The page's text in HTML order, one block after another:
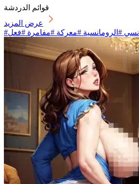
قوائم الدردشة
عرض المزيد
#الرومانسية #معركة #مفامرة #فعل